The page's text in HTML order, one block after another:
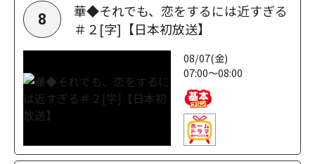
8
華◆それでも、恋をするには近すぎる
＃２[字]【日本初放送】
08/07(金)
07:00～08:00